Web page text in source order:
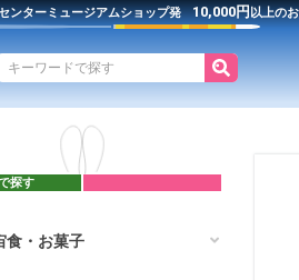
ンターミュージアムショップ発 10,000円以上の
探す
食・お菓子